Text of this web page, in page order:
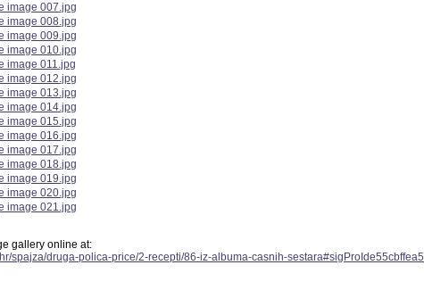
gallery online at:
spajza/druga-polica-price/2-recepti/86-iz-albuma-casnih-sestara#sigProIde55cbffea5